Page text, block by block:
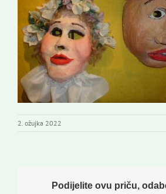
Novi odmev – naše glasilo
Izdavaštvo
Korisne informacije
2. ožujka 2022
Podijelite ovu priču,